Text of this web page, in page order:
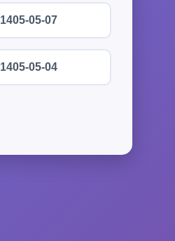
1405-05-07
1405-05-04